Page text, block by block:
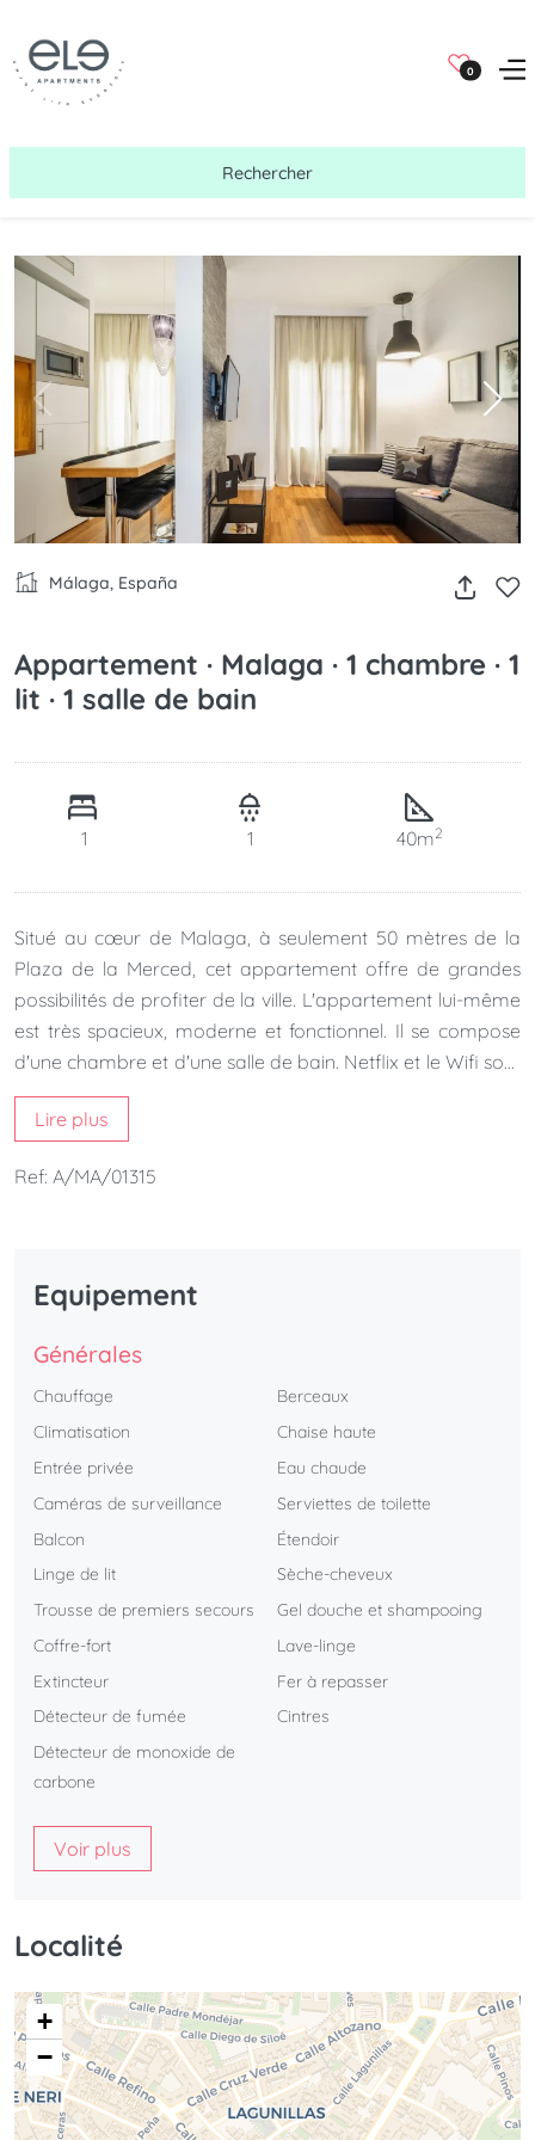
0
Rechercher
Málaga, España
Appartement · Malaga · 1 chambre · 1
lit · 1 salle de bain
1 1 40m2
Situé au cœur de Malaga, à seulement 50 mètres de la
Plaza de la Merced, cet appartement offre de grandes
possibilités de profiter de la ville. L'appartement lui-même
est très spacieux, moderne et fonctionnel. Il se compose
d'une chambre et d'une salle de bain. Netflix et le Wifi sont
disponibles dans tout le logement. Restaurants, musées,
zone commerciale et espace de loisirs aux alentours.
Lire plus
Ref: A/MA/01315
Equipement
Générales
Chauffage
Climatisation
Entrée privée
Caméras de surveillance
Balcon
Linge de lit
Trousse de premiers secours
Coffre-fort
Extincteur
Détecteur de fumée
Détecteur de monoxide de
carbone
Berceaux
Chaise haute
Eau chaude
Serviettes de toilette
Étendoir
Sèche-cheveux
Gel douche et shampooing
Lave-linge
Fer à repasser
Cintres
Voir plus
Localité
+
−